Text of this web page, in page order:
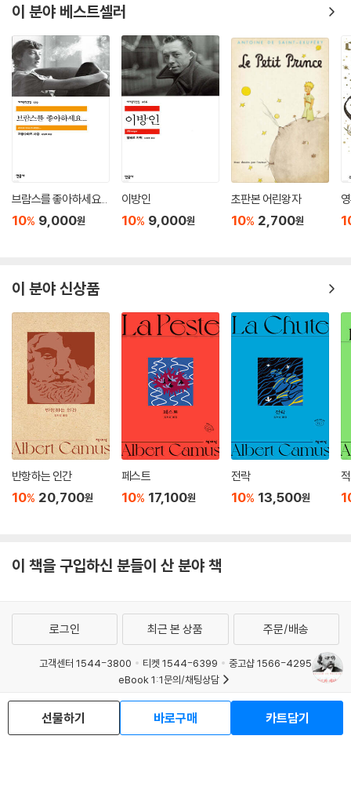
이 분야 베스트셀러
브람스를 좋아하세요...
10% 9,000원
이방인
10% 9,000원
초판본 어린왕자
10% 2,700원
이 분야 신상품
반항하는 인간
10% 20,700원
페스트
10% 17,100원
전락
10% 13,500원
이 책을 구입하신 분들이 산 분야 책
선물하기 바로구매 카트담기
로그인 최근 본 상품 주문/배송
고객센터 1544-3800 티켓 1544-6399
중고샵 1566-4295
eBook 1:1문의/채팅상담
예스이십사(주) 사업자 정보
이용약관
개인정보처리방침
청소년보호정책